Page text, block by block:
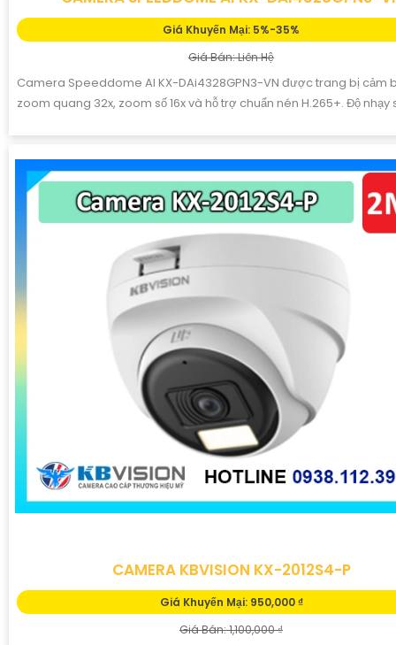
Giá Khuyến Mại: 5%-35%
Giá Bán: Liên Hệ
Camera Speeddome AI KX-DAi4328GPN3-VN được trang bị cảm
zoom quang 32x, zoom số 16x và hỗ trợ chuẩn nén H.265+. Độ nhạy
CAMERA KBVISION KX-2012S4-P
Giá Khuyến Mại: 950,000 ₫
Giá Bán: 1,100,000 ₫